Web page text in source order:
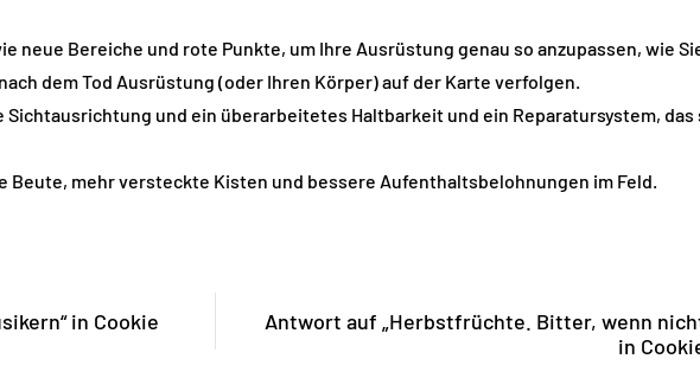
neue Bereiche und rote Punkte, um Ihre Ausrüstung genau so anzupassen, wie
dem Tod Ausrüstung (oder Ihren Körper) auf der Karte verfolgen.
Sichtausrichtung und ein überarbeitetes Haltbarkeit und ein Reparatursystem,
Beute, mehr versteckte Kisten und bessere Aufenthaltsbelohnungen im Feld.
in Cookie
Antwort auf „Herbstfrüchte. Bitter, wenn
in